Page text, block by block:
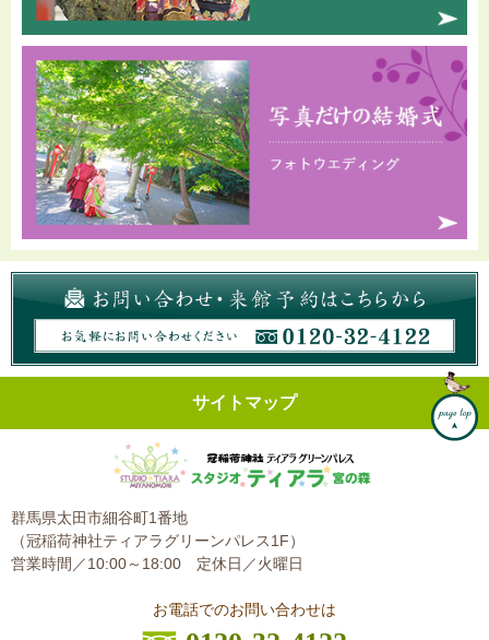
サイトマップ
群馬県太田市細谷町1番地
（冠稲荷神社ティアラグリーンパレス1F）
営業時間／10:00～18:00 定休日／火曜日
お電話でのお問い合わせは